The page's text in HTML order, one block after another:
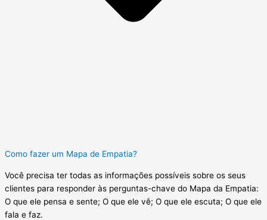
Como fazer um Mapa de Empatia?
Você precisa ter todas as informações possíveis sobre os seus
clientes para responder às perguntas-chave do Mapa da Empatia:
O que ele pensa e sente; O que ele vê; O que ele escuta; O que ele
fala e faz.